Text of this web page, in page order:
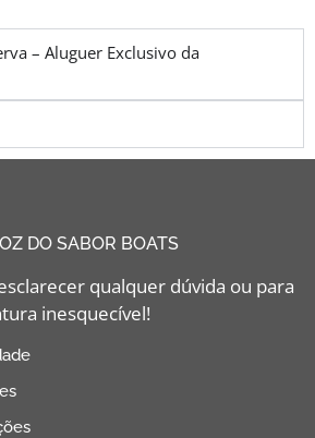
– Aluguer Exclusivo da
DO SABOR BOATS
qualquer dúvida ou para
inesquecível!